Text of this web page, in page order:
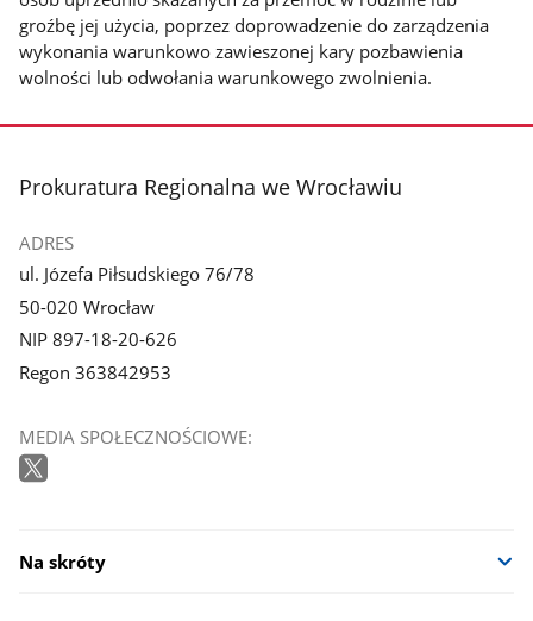
groźbę jej użycia, poprzez doprowadzenie do zarządzenia
wykonania warunkowo zawieszonej kary pozbawienia
wolności lub odwołania warunkowego zwolnienia.
stopka
Prokuratura Regionalna we Wrocławiu
ADRES
ul. Józefa Piłsudskiego 76/78
50-020 Wrocław
NIP 897-18-20-626
Regon 363842953
MEDIA SPOŁECZNOŚCIOWE:
Na skróty